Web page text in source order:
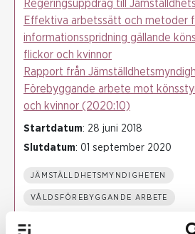
Regeringsuppdrag till
Effektiva arbetssätt och metoder
informationsspridning gällande
flickor och kvinnor
Rapport från
Förebyggande arbete mot
och kvinnor (2020:10)
Startdatum: 28 juni 2018
Slutdatum: 01 september 2020
JÄMSTÄLLDHETSMYNDIGHETEN
VÅLDSFÖREBYGGANDE ARBETE